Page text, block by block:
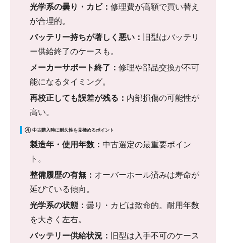
光学系の曇り・カビ： 修理費が高額で買い替え
が合理的。
バッテリー持ちが著しく悪い： 旧型はバッテリ
ー供給終了のケースも。
メーカーサポート終了： 修理や部品交換が不可
能になるタイミング。
再校正しても誤差が残る： 内部損傷の可能性が
高い。
④ 中古購入時に耐久性を見極めるポイント
製造年・使用年数： 中古選定の最重要ポイン
ト。
整備履歴の有無： オーバーホール済みは寿命が
延びている傾向。
光学系の状態： 曇り・カビは致命的。耐用年数
を大きく左右。
バッテリー供給状況： 旧型は入手不可のケース